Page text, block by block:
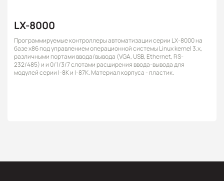
LX-8000
Программируемые контроллеры автоматизации серии LX-8000 на
базе x86 под управлением операционной системы Linux kernel 3.x,
различными портами ввода/вывода (VGA, USB, Ethernet, RS-
232/485) и и 0/1/3/7 слотами расширения ввода-вывода для
модулей серии I-8K и I-87K. Материал корпуса - пластик.